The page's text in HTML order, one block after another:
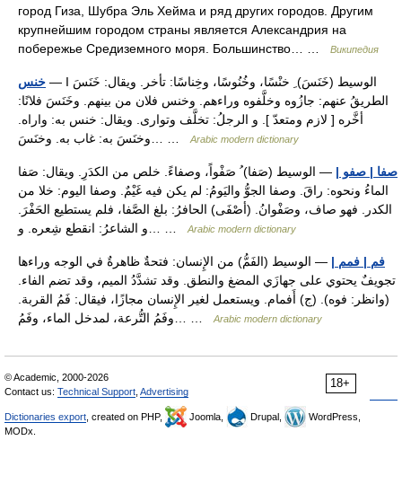
город Гиза, Шубра Эль Хейма и ряд других городов. Другим
крупнейшим городом страны является Александрия на
побережье Средиземного моря. Большинство… …
Википедия
خنس — I الوسيط (خَنَسَ) ِ خنْسًا، وخُنُوسًا، وخِناسًا: تأخر. ويقال: خَنَسَ
الطريقُ عنهم: جازُوه وخلَّفوه وراءهم. وخنس فلان من بينهم. وخَنَسَ فلانًا:
أخَّره [ لازم ومتعدّ ]. و الرجلُ: تخلَّف وتوارى. ويقال: خنس به: واراه.
Arabic modern dictionary
صفا | صفو | — الوسيط (صَفا) ُ صَفْواً، وصفاءً. خلص من الكدَرِ. ويقال: صَفا
الماءُ ونحوه: راقَ. وصفا الجوُّ واليَومُ: لم يكن فيه غَيْمٌ. وصفا اليوم: خلا من
الكدر. فهو صاف، وصَفْوانُ. (أصْفَى) الحافرُ: بلغ الصَّفا، فلم يستطيع الحَفْرَ.
Arabic modern dictionary
فم | فمم | — الوسيط (الفَمُّ) من الإِنسان: فتحةٌ ظاهرةٌ في الوجه وراءها
تجويفٌ يحتوي على جهازَي المضغ والنطق. وقد تشدَّدُ الميم، وقد تضم الفاء.
(وانظر: فوه). (ج) أَفمام. ويستعمل لغير الإِنسان مجازًا، فيقال: فَمُ القربة.
Arabic modern dictionary
18+
© Academic, 2000-2026
Contact us: Technical Support Advertising
Dictionaries export , created on PHP, Joomla, Drupal,
WordPress,
MODx.